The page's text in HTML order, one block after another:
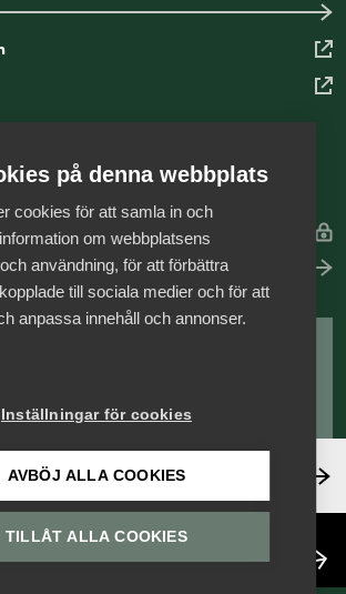
för arbetsgivare
Tågföretagens
i din inkorg.
Anmäl dig här
på denna webbplats
cookies för att samla in och
om webbplatsens
användning, för att förbättra
till sociala medier och för att
anpassa innehåll och annonser.
Inställningar för cookies
AVBÖJ ALLA COOKIES
TILLÅT ALLA COOKIES